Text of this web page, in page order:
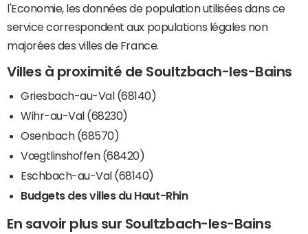
l'Economie, les données de population utilisées dans ce
service correspondent aux populations légales non
majorées des villes de France.
Villes à proximité de Soultzbach-les-Bains
Griesbach-au-Val (68140)
Wihr-au-Val (68230)
Osenbach (68570)
Vœgtlinshoffen (68420)
Eschbach-au-Val (68140)
Budgets des villes du Haut-Rhin
En savoir plus sur Soultzbach-les-Bains